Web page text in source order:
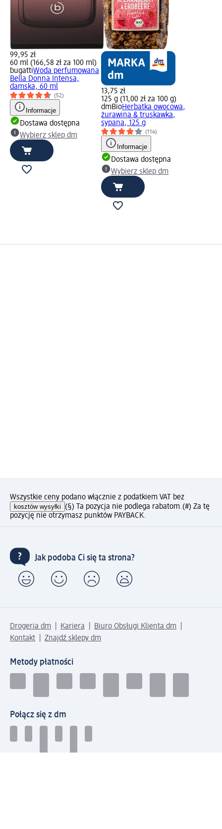
99,95 zł
60 ml (166,58 zł za 100 ml)
bugattiWoda perfumowana
Bella Donna Intensa,
damska, 60 ml
(52)
Informacje
Dostawa dostępna
Wybierz sklep dm
13,75 zł
125 g (11,00 zł za 100 g)
dmBioHerbatka owocowa,
żurawina & truskawka,
sypana, 125 g
(114)
Informacje
Dostawa dostępna
Wybierz sklep dm
Wszystkie ceny podano włącznie z podatkiem VAT bez
kosztów wysyłki (§) Ta pozycja nie podlega rabatom.(#) Za tę
pozycję nie otrzymasz punktów PAYBACK.
Jak podoba Ci się ta strona?
Drogeria dm Kariera
Biuro Obsługi Klienta dm
Kontakt
Znajdź sklepy dm
Metody płatności
Połącz się z dm